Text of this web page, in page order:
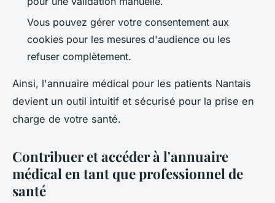
Vous pouvez gérer votre consentement aux
cookies pour les mesures d'audience ou les
refuser complètement.
Ainsi, l'annuaire médical pour les patients Nantais
devient un outil intuitif et sécurisé pour la prise en
charge de votre santé.
Contribuer et accéder à l'annuaire
médical en tant que professionnel de
santé